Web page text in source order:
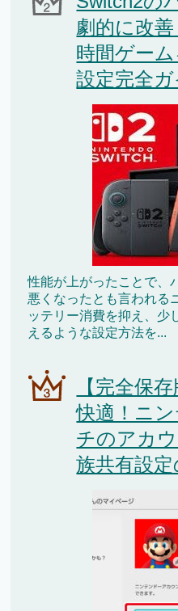
劇的に改
時間ゲー
設定完全ガ
性能が上がったことで、
悪くなったとも言われる
ッテリー消費を抑え、少
えるような設定方法を...
【完全保
快適！ニ
チのアカ
族共有設